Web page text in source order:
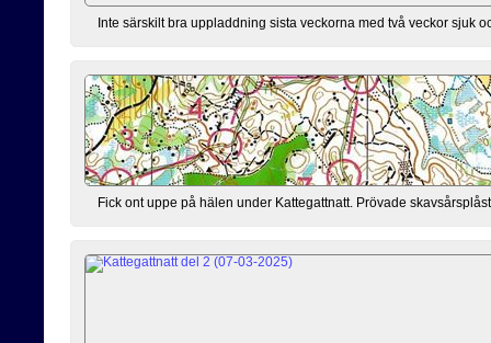
Inte särskilt bra uppladdning sista veckorna med två veckor sjuk
Fick ont uppe på hälen under Kattegattnatt. Prövade